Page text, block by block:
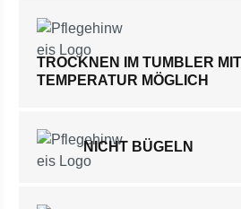
TROCKNEN IM TUMBLER
TEMPERATUR MÖGLICH
NICHT BÜGELN